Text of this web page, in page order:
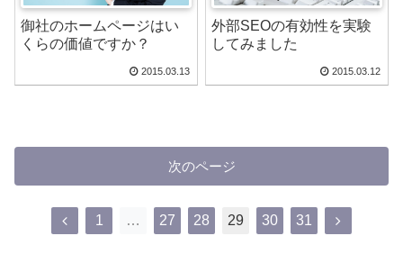
御社のホームページはい
くらの価値ですか？
2015.03.13
外部SEOの有効性を実験
してみました
2015.03.12
次のページ
前
1 … 27 28 29 30 31
次